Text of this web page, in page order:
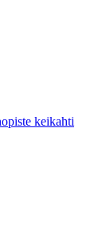
keikahti